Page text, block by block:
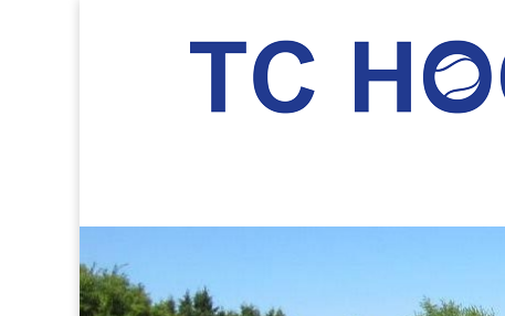
TC Hockenheim